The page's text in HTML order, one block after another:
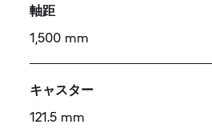
軸距
1,500 mm
キャスター
121.5 mm